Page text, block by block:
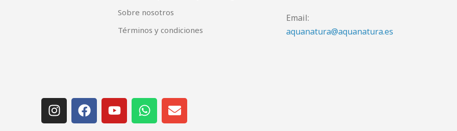
Sobre nosotros
Términos y condiciones
Email:
aquanatura@aquanatura.es